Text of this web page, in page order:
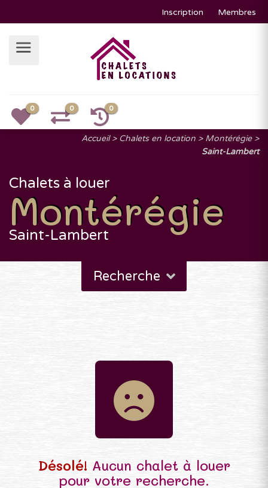
Inscription Membres
0 0 0
Accueil Chalets en location
Montérégie
Saint-Lambert
Chalets à louer
Montérégie
Saint-Lambert
Recherche
Désolé! Aucun chalet à louer
pour votre recherche.